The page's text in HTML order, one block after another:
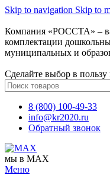
Skip to navigation Skip to
Компания «РОССТА» –
комплектации
муниципальных и
Сделайте выбор в
8 (800) 100-49-33
info@kr2020.ru
Обратный звонок
мы в MAX
Меню